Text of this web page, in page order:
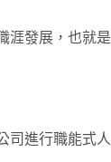
涯發展，也就是
司進行職能式人